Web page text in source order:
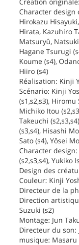
Character design
Hirokazu
Hirata, Kazuhiro
Matsuryû,
Hagane Tsurugi
Koume (s4),
Hiiro (s4)
Réalisation: Kinji
Scénario: Kinji
(s1,s2,s3),
Michiko Itou
Takeuchi
(s3,s4), Hisashi
Sato (s4), Yôsei
Character design:
(s2,s3,s4), Yukiko
Design des
Couleur: Kinji
Directeur de la
Direction
Suzuki (s2)
Montage: Jun
Directeur du son:
musique: Masaru